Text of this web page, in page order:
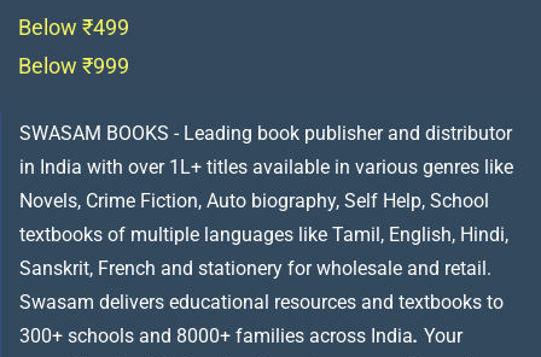
Below ₹499
Below ₹999
SWASAM BOOKS - Leading book publisher and distributor
in India with over 1L+ titles available in various genres like
Novels, Crime Fiction, Auto biography, Self Help, School
textbooks of multiple languages like Tamil, English, Hindi,
Sanskrit, French and stationery for wholesale and retail.
Swasam delivers educational resources and textbooks to
300+ schools and 8000+ families across India. Your